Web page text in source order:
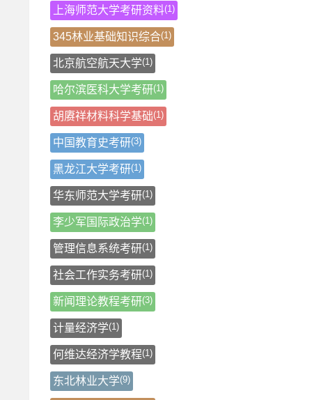
上海师范大学考研资料(1)
345林业基础知识综合(1)
北京航空航天大学(1)
哈尔滨医科大学考研(1)
胡赓祥材料科学基础(1)
中国教育史考研(3)
黑龙江大学考研(1)
华东师范大学考研(1)
李少军国际政治学(1)
管理信息系统考研(1)
社会工作实务考研(1)
新闻理论教程考研(3)
计量经济学(1)
何维达经济学教程(1)
东北林业大学(9)